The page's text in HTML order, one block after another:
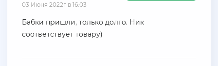
Vlad_Esidisi
03 Июня 2022г в 16:03
Бабки пришли, только долго. Ник
соответствует товару)